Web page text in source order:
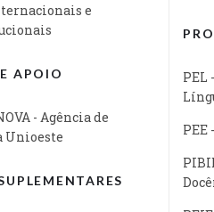
e
APOIO
- Agência de
Unioeste
PEL
PEE